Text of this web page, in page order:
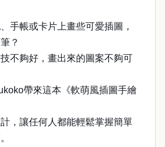
手帳或卡片上畫些可愛插圖，
？
不夠好，畫出來的圖案不夠可
帶來這本《軟萌風插圖手繪
，讓任何人都能輕鬆掌握簡單